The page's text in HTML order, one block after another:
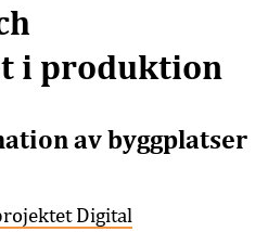
i produktion
av byggplatser
Digital